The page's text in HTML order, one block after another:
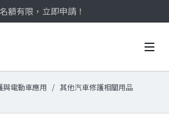
額有限，立即申請！
請中‼️
額有限，立即申請！
與電動車應用 其他汽車修護相關用品